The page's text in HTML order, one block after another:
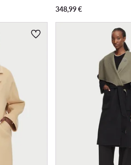
348,99€